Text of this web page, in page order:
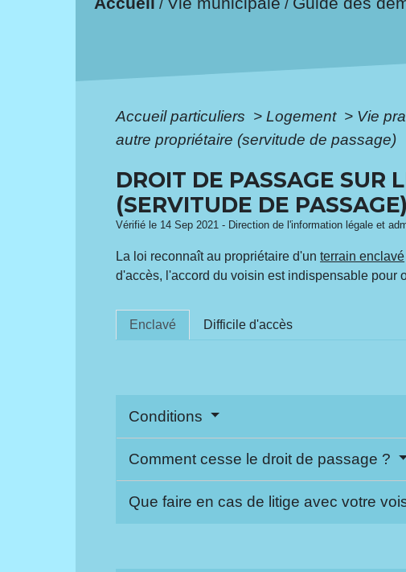
/ /
Accueil particuliers > Logement > Vie
autre propriétaire (servitude de passage)
DROIT DE PASSAGE SUR
(SERVITUDE DE PASSAGE)
Vérifié le 14 Sep 2021 - Direction de l'information légale et
La loi reconnaît au propriétaire d'unterrain enclavé
d'accès, l'accord du voisin est indispensable pour
Enclavé Difficile d'accès
Conditions
Comment cesse le droit de passage ?
Que faire en cas de litige avec votre